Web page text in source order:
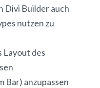
Divi Builder auch
nutzen zu
Layout des
Bar) anzupassen